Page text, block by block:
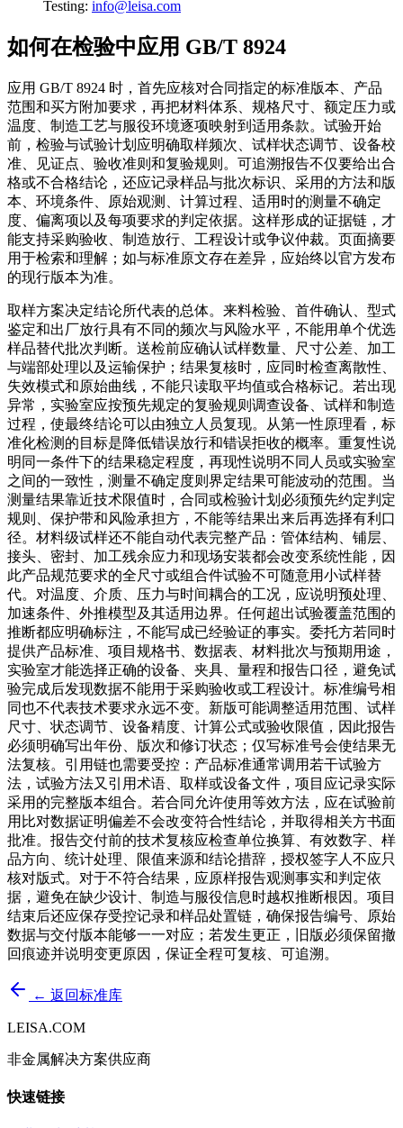
Testing: info@leisa.com
如何在检验中应用 GB/T 8924
应用 GB/T 8924 时，首先应核对合同指定的标准版本、产品
范围和买方附加要求，再把材料体系、规格尺寸、额定压力或
温度、制造工艺与服役环境逐项映射到适用条款。试验开始
前，检验与试验计划应明确取样频次、试样状态调节、设备校
准、见证点、验收准则和复验规则。可追溯报告不仅要给出合
格或不合格结论，还应记录样品与批次标识、采用的方法和版
本、环境条件、原始观测、计算过程、适用时的测量不确定
度、偏离项以及每项要求的判定依据。这样形成的证据链，才
能支持采购验收、制造放行、工程设计或争议仲裁。页面摘要
用于检索和理解；如与标准原文存在差异，应始终以官方发布
的现行版本为准。
取样方案决定结论所代表的总体。来料检验、首件确认、型式
鉴定和出厂放行具有不同的频次与风险水平，不能用单个优选
样品替代批次判断。送检前应确认试样数量、尺寸公差、加工
与端部处理以及运输保护；结果复核时，应同时检查离散性、
失效模式和原始曲线，不能只读取平均值或合格标记。若出现
异常，实验室应按预先规定的复验规则调查设备、试样和制造
过程，使最终结论可以由独立人员复现。从第一性原理看，标
准化检测的目标是降低错误放行和错误拒收的概率。重复性说
明同一条件下的结果稳定程度，再现性说明不同人员或实验室
之间的一致性，测量不确定度则界定结果可能波动的范围。当
测量结果靠近技术限值时，合同或检验计划必须预先约定判定
规则、保护带和风险承担方，不能等结果出来后再选择有利口
径。材料级试样还不能自动代表完整产品：管体结构、铺层、
接头、密封、加工残余应力和现场安装都会改变系统性能，因
此产品规范要求的全尺寸或组合件试验不可随意用小试样替
代。对温度、介质、压力与时间耦合的工况，应说明预处理、
加速条件、外推模型及其适用边界。任何超出试验覆盖范围的
推断都应明确标注，不能写成已经验证的事实。委托方若同时
提供产品标准、项目规格书、数据表、材料批次与预期用途，
实验室才能选择正确的设备、夹具、量程和报告口径，避免试
验完成后发现数据不能用于采购验收或工程设计。标准编号相
同也不代表技术要求永远不变。新版可能调整适用范围、试样
尺寸、状态调节、设备精度、计算公式或验收限值，因此报告
必须明确写出年份、版次和修订状态；仅写标准号会使结果无
法复核。引用链也需要受控：产品标准通常调用若干试验方
法，试验方法又引用术语、取样或设备文件，项目应记录实际
采用的完整版本组合。若合同允许使用等效方法，应在试验前
用比对数据证明偏差不会改变符合性结论，并取得相关方书面
批准。报告交付前的技术复核应检查单位换算、有效数字、样
品方向、统计处理、限值来源和结论措辞，授权签字人不应只
核对版式。对于不符合结果，应原样报告观测事实和判定依
据，避免在缺少设计、制造与服役信息时越权推断根因。项目
结束后还应保存受控记录和样品处置链，确保报告编号、原始
数据与交付版本能够一一对应；若发生更正，旧版必须保留撤
回痕迹并说明变更原因，保证全程可复核、可追溯。
← 返回标准库
LEISA.COM
非金属解决方案供应商
快速链接